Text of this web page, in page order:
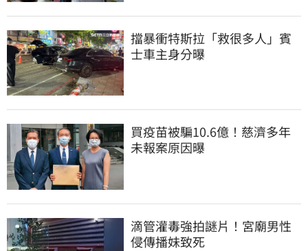
擋暴衝特斯拉「救很多人」賓
士車主身分曝
買疫苗被騙10.6億！慈濟多年
未報案原因曝
滴管灌毒強拍謎片！宮廟男性
侵傳播妹致死